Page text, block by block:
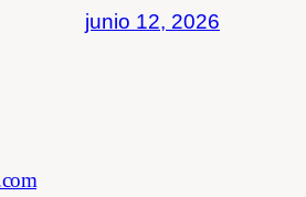
junio 12, 2026